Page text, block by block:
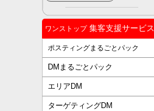
ワンストップ集客支援サービス
ポスティングまるごとパック
DMまるごとパック
エリアDM
ターゲティングDM